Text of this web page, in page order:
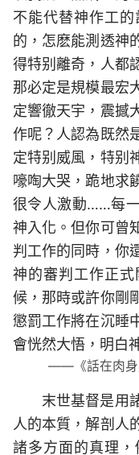
不能代替神作工
的，怎麽能測透神
得特别離奇，人都
那必定是規模最宏
定響徹天宇，震撼
作呢？人認為既然
定特别威風，特别
嚎啕大哭，跪地求
很令人激動……每
神入化。但你可曾
判工作的同時，你
神的審判工作正
候，那時或許你剛
懲罰工作將在沉睡
會恍然大悟，明白
——《話在肉身
末世基督是用
人的本質，解剖人
諸多方面的真理